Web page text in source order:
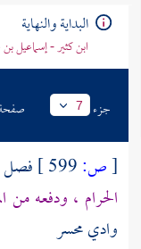
البداية والنهاية
ابن كثير - إسماعيل
جزء 7
[ص: فصل
الحرام ، ودفعه من
وادي محسر